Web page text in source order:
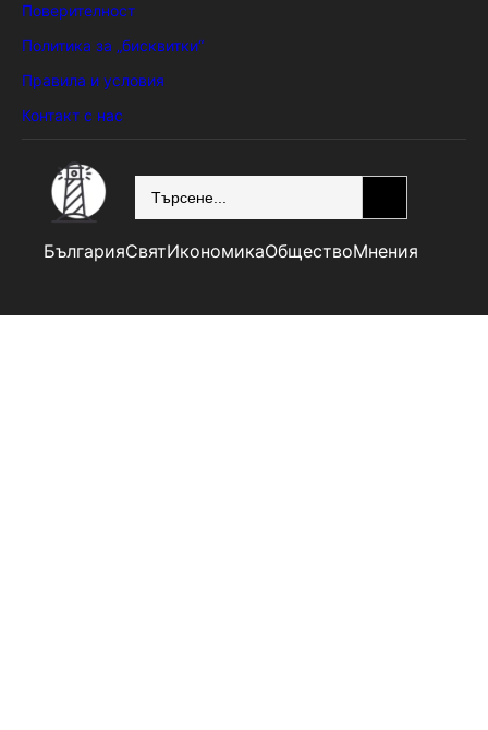
Поверителност
Политика за „бисквитки“
Правила и условия
Контакт с нас
БългарияСвятИкономикаОбществоМнения